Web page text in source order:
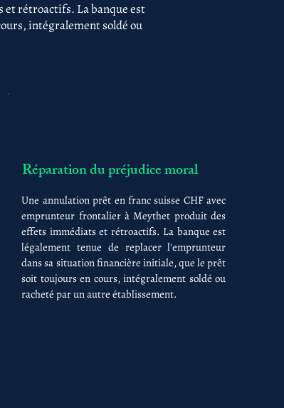
rétroactifs. La banque est
intégralement soldé ou
Réparation du préjudice moral
Une annulation prêt en franc suisse CHF avec
emprunteur frontalier à Meythet produit des
effets immédiats et rétroactifs. La banque est
légalement tenue de replacer l'emprunteur
dans sa situation financière initiale, que le prêt
soit toujours en cours, intégralement soldé ou
racheté par un autre établissement.